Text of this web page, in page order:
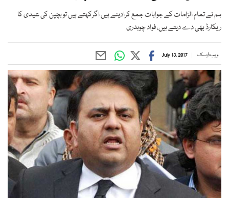
ہم نے تمام الزامات کے جوابات جمع کرادیئے ہیں اگرکہتے ہیں تو بچپن کی عیدی کا
ریکارڈ بھی دے دیتے ہیں، فواد چوہدری
ویب ڈیسک July 13, 2017